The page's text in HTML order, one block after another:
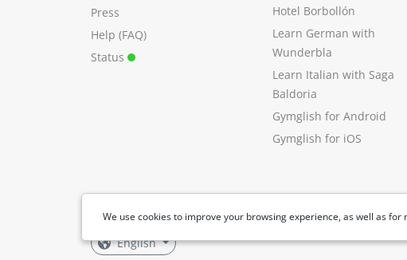
We use cookies to improve your browsing experience, as well as
Press
Help (FAQ)
Status
Hotel Borbollón
Learn German with
Wunderbla
Learn Italian with Saga
Baldoria
Gymglish for Android
Gymglish for iOS
English